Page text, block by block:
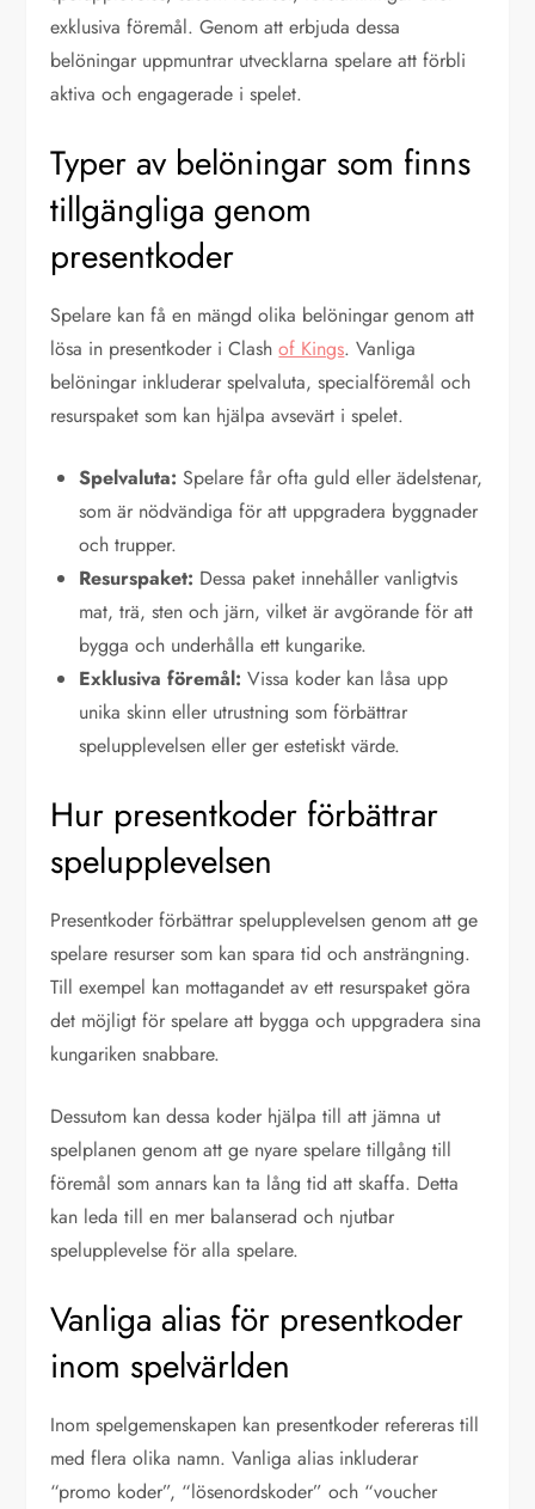
exklusiva föremål. Genom att erbjuda dessa
belöningar uppmuntrar utvecklarna spelare att förbli
aktiva och engagerade i spelet.
Typer av belöningar som finns
tillgängliga genom
presentkoder
Spelare kan få en mängd olika belöningar genom att
lösa in presentkoder i Clashof Kings. Vanliga
belöningar inkluderar spelvaluta, specialföremål och
resurspaket som kan hjälpa avsevärt i spelet.
Spelvaluta: Spelare får ofta guld eller ädelstenar,
som är nödvändiga för att uppgradera byggnader
och trupper.
Resurspaket: Dessa paket innehåller vanligtvis
mat, trä, sten och järn, vilket är avgörande för att
bygga och underhålla ett kungarike.
Exklusiva föremål: Vissa koder kan låsa upp
unika skinn eller utrustning som förbättrar
spelupplevelsen eller ger estetiskt värde.
Hur presentkoder förbättrar
spelupplevelsen
Presentkoder förbättrar spelupplevelsen genom att ge
spelare resurser som kan spara tid och ansträngning.
Till exempel kan mottagandet av ett resurspaket göra
det möjligt för spelare att bygga och uppgradera sina
kungariken snabbare.
Dessutom kan dessa koder hjälpa till att jämna ut
spelplanen genom att ge nyare spelare tillgång till
föremål som annars kan ta lång tid att skaffa. Detta
kan leda till en mer balanserad och njutbar
spelupplevelse för alla spelare.
Vanliga alias för presentkoder
inom spelvärlden
Inom spelgemenskapen kan presentkoder refereras till
med flera olika namn. Vanliga alias inkluderar
“promo koder”, “lösenordskoder” och “voucher